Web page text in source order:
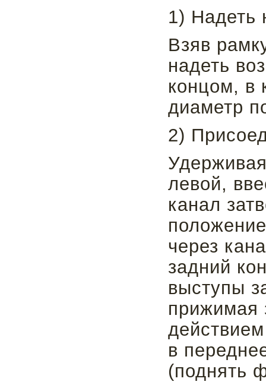
1) Надеть
Взяв
надеть
концом, в
диаметр
2)
левой,
канал
через
задний
выступы
прижимая
в
(поднять